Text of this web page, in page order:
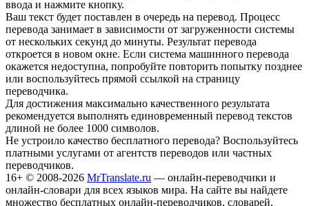
ввода и нажмите кнопку.
Ваш текст будет поставлен в очередь на перевод. Процесс
перевода занимает в зависимости от загруженности системы
от нескольких секунд до минуты. Результат перевода
откроется в новом окне. Если система машинного перевода
окажется недоступна, попробуйте повторить попытку позднее
или воспользуйтесь прямой ссылкой на страницу
переводчика.
Для достижения максимально качественного результата
рекомендуется выполнять единовременный перевод текстов
длиной не более 1000 символов.
Не устроило качество бесплатного перевода? Воспользуйтесь
платными услугами от агентств переводов или частных
переводчиков.
16+ © 2008-2026 MrTranslate.ru — онлайн-переводчики и
онлайн-словари для всех языков мира. На сайте вы найдете
множество бесплатных онлайн-переводчиков, словарей,